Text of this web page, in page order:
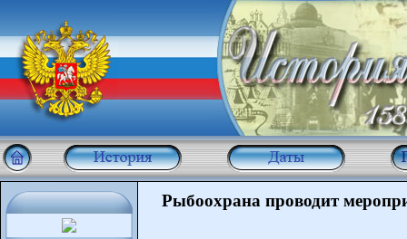
Рыбоохрана проводит